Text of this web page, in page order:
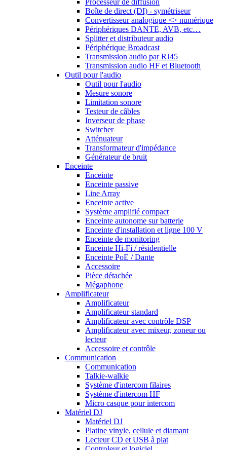
Processeur de diffusion
Boîte de direct (DI) - symétriseur
Convertisseur analogique <> numérique
Périphériques DANTE, AVB, etc…
Splitter et distributeur audio
Périphérique Broadcast
Transmission audio par RJ45
Transmission audio HF et Bluetooth
Outil pour l'audio
Outil pour l'audio
Mesure sonore
Limitation sonore
Testeur de câbles
Inverseur de phase
Switcher
Atténuateur
Transformateur d'impédance
Générateur de bruit
Enceinte
Enceinte
Enceinte passive
Line Array
Enceinte active
Système amplifié compact
Enceinte autonome sur batterie
Enceinte d'installation et ligne 100 V
Enceinte de monitoring
Enceinte Hi-Fi / résidentielle
Enceinte PoE / Dante
Accessoire
Pièce détachée
Mégaphone
Amplificateur
Amplificateur
Amplificateur standard
Amplificateur avec contrôle DSP
Amplificateur avec mixeur, zoneur ou
lecteur
Accessoire et contrôle
Communication
Communication
Talkie-walkie
Système d'intercom filaires
Système d'intercom HF
Micro casque pour intercom
Matériel DJ
Matériel DJ
Platine vinyle, cellule et diamant
Lecteur CD et USB à plat